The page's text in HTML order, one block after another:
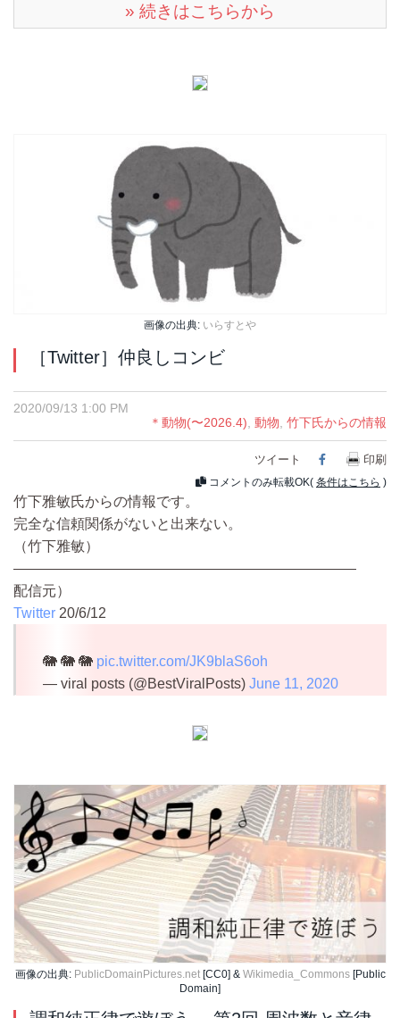
» 続きはこちらから
画像の出典: いらすとや
［Twitter］仲良しコンビ
2020/09/13 1:00 PM
＊動物(〜2026.4) 動物 竹下氏からの情報
ツイート Facebook
印刷
コメントのみ転載OK( 条件はこちら )
竹下雅敏氏からの情報です。
完全な信頼関係がないと出来ない。
（竹下雅敏）
————————————————————————
配信元）
Twitter 20/6/12
🐘 🐘 🐘 pic.twitter.com/JK9blaS6oh
— viral posts (@BestViralPosts) June 11, 2020
画像の出典: PublicDomainPictures.net[CC0] & Wikimedia_Commons[Public
Domain]